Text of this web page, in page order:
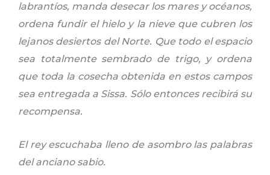
labrantíos, manda desecar los mares y océanos,
ordena fundir el hielo y la nieve que cubren los
lejanos desiertos del Norte. Que todo el espacio
sea totalmente sembrado de trigo, y ordena
que toda la cosecha obtenida en estos campos
sea entregada a Sissa. Sólo entonces recibirá su
recompensa.
El rey escuchaba lleno de asombro las palabras
del anciano sabio.